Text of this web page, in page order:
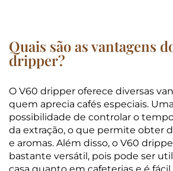
Quais são as vantagens
dripper?
O V60 dripper oferece diversas
quem aprecia cafés especiais.
possibilidade de controlar o
da extração, o que permite obter
e aromas. Além disso, o V60
bastante versátil, pois pode ser